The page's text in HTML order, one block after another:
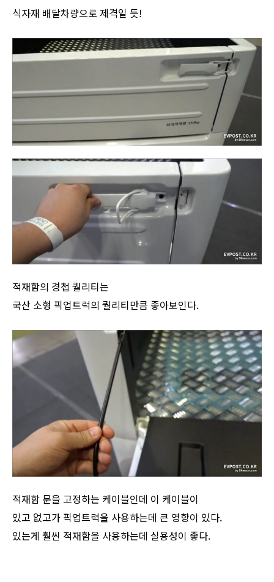
식자재 배달차량으로 제격일 듯!
적재함의 경첩 퀄리티는
국산 소형 픽업트럭의 퀄리티만큼 좋아보인다.
적재함 문을 고정하는 케이블인데 이 케이블이
있고 없고가 픽업트럭을 사용하는데 큰 영향이 있다.
있는게 훨씬 적재함을 사용하는데 실용성이 좋다.